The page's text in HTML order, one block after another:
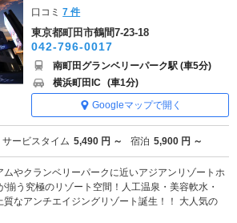
口コミ7 件
東京都町田市鶴間7-23-18
042-796-0017
南町田グランベリーパーク駅 (車5分)
横浜町田IC (車1分)
Googleマップで開く
サービスタイム 5,490 円 ～ 宿泊 5,900 円 ～
やクランベリーパークに近いアジアンリゾートホ
う究極のリゾート空間！人工温泉・美容軟水・
なアンチエイジングリゾート誕生！！ 大人気の